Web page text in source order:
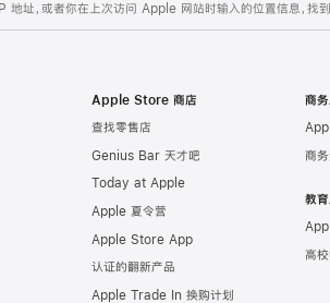
址，或者你在上次访问 Apple 网站时输入的位置信息，找到
Apple Store 商店
查找零售店
Genius Bar 天才吧
Today at Apple
Apple 夏令营
Apple Store App
认证的翻新产品
Apple Trade In 换购计划
商务
商
教育
高